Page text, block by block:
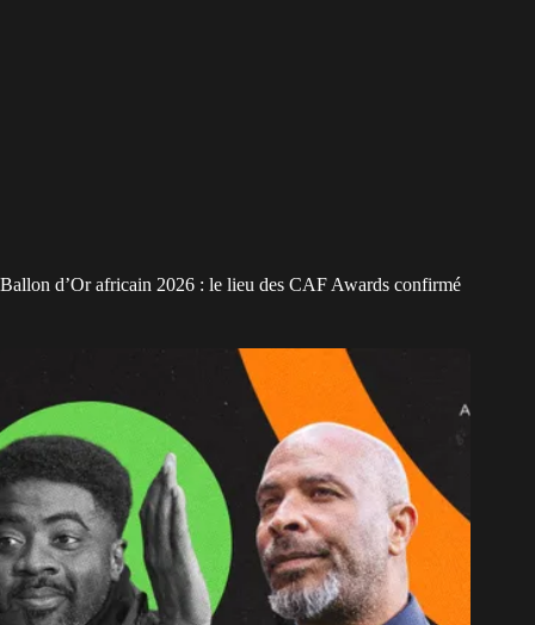
Ballon d’Or africain 2026 : le lieu des CAF Awards confirmé